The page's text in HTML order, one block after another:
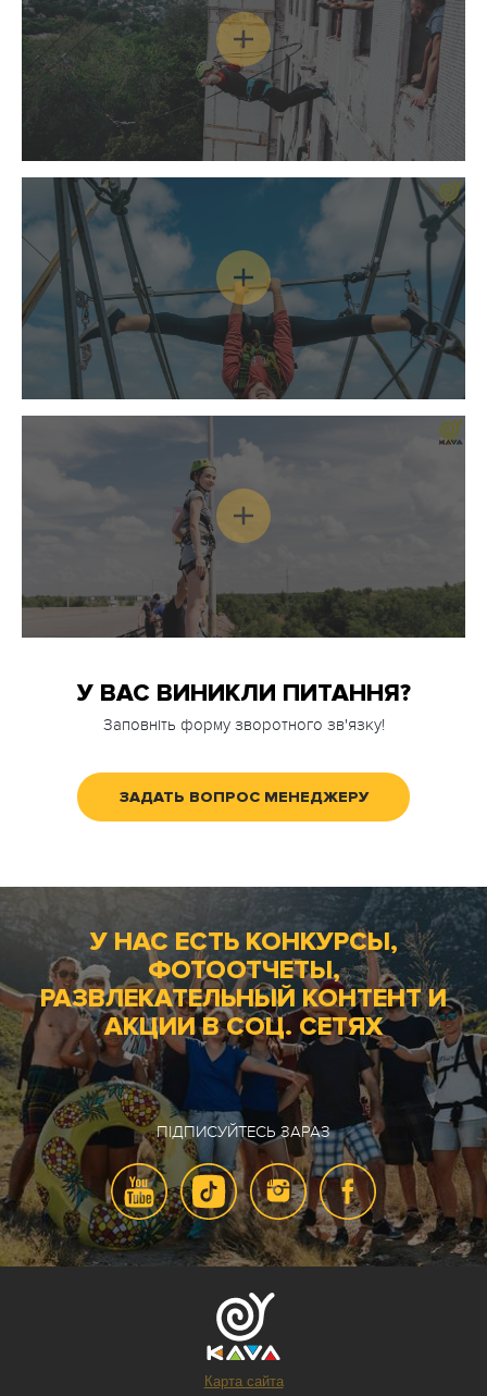
У ВАС ВИНИКЛИ ПИТАННЯ?
Заповніть форму зворотного зв'язку!
ЗАДАТЬ ВОПРОС МЕНЕДЖЕРУ
У НАС ЕСТЬ КОНКУРСЫ,
ФОТООТЧЕТЫ,
РАЗВЛЕКАТЕЛЬНЫЙ КОНТЕНТ И
АКЦИИ В СОЦ. СЕТЯХ
ПІДПИСУЙТЕСЬ ЗАРАЗ
Карта сайта